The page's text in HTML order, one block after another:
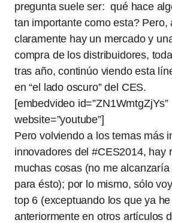
pregunta suele ser: qué hace
tan importante como esta? Pero,
claramente hay un mercado y
compra de los distribuidores,
tras año, continúo viendo esta
en “el lado oscuro” del CES.
[embedvideo id=”ZN1WmtgZjYs”
website=”youtube”]
Pero volviendo a los temas más
innovadores del #CES2014, hay
muchas cosas (no me
para ésto); por lo mismo, sólo
top 6 (exceptuando los que ya
anteriormente en otros artículos